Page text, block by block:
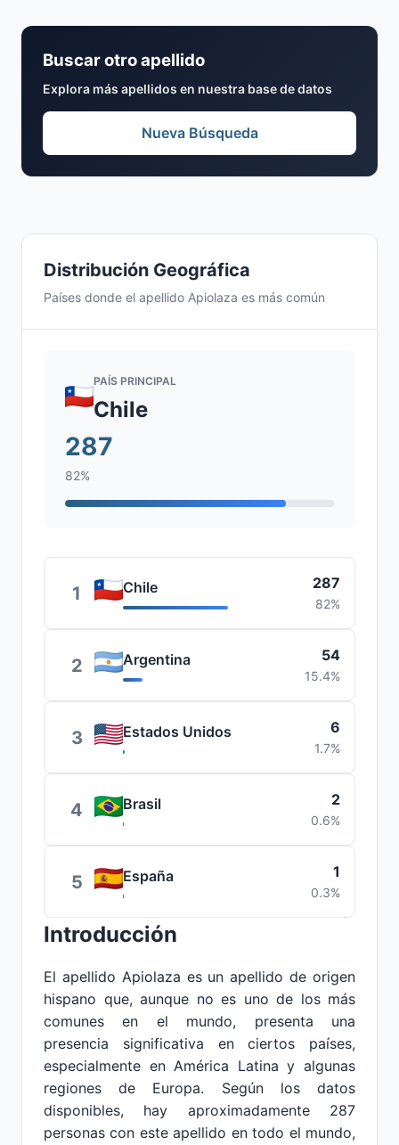
Distribución Geográfica
Países donde el apellido Apiolaza es más común
PAÍS PRINCIPAL
Chile
287
82%
1 Chile 287
82%
2 Argentina 54
15.4%
3 Estados Unidos 6
1.7%
4 Brasil 2
0.6%
5 España 1
0.3%
Introducción
El apellido Apiolaza es un apellido de origen
hispano que, aunque no es uno de los más
comunes en el mundo, presenta una
presencia significativa en ciertos países,
especialmente en América Latina y algunas
regiones de Europa. Según los datos
disponibles, hay aproximadamente 287
personas con este apellido en todo el mundo,
Buscar otro apellido
Explora más apellidos en nuestra base de datos
Nueva Búsqueda